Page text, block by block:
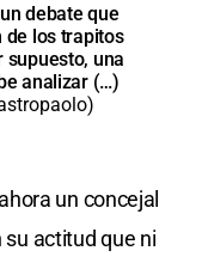
debate que
de los trapitos
supuesto, una
analizar (…)
un concejal
su actitud que ni